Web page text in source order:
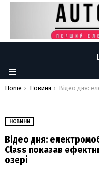
Menu
You are here:
Home Новини Відео дня: електромобіль Mercedes-Benz G-Class показав ефектний
НОВИНИ
Відео дня:
Class показав
озері